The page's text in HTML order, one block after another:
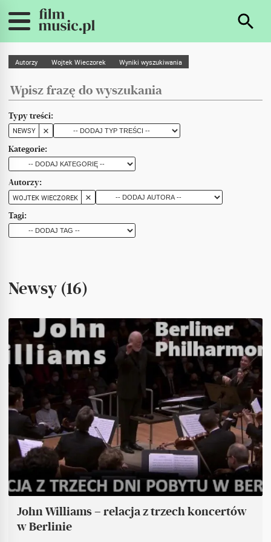
Autorzy Wojtek Wieczorek Wyniki wyszukiwania
Typy treści:
NEWSY
Kategorie:
Autorzy:
WOJTEK WIECZOREK
Tagi:
Newsy (16)
John Williams – relacja z trzech koncertów
w Berlinie